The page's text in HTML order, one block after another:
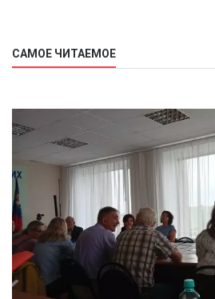
САМОЕ ЧИТАЕМОЕ